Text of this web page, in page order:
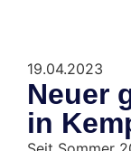
19.04.2023
Neuer
in